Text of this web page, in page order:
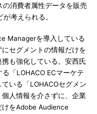
消費者属性データを販売
考えられる。
Managerを導入している
セグメントの情報だけを
も強化している。安西氏
「LOHACO ECマーケテ
いる「LOHACOセグメン
人情報を介さずに、企業
をAdobe Audience